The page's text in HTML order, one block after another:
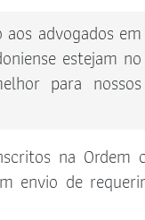
advogados em
estejam no
para nossos
na Ordem
envio de